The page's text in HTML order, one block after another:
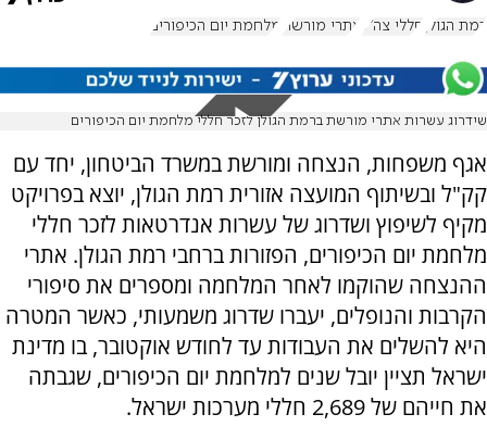
רמת הגולן חללי צה"ל אתרי מורשת מלחמת יום הכיפורים
שידרוג עשרות אתרי מורשת ברמת הגולן לזכר חללי מלחמת יום הכיפורים
אגף משפחות, הנצחה ומורשת במשרד הביטחון, יחד עם
קק"ל ובשיתוף המועצה אזורית רמת הגולן, יוצא בפרויקט
מקיף לשיפוץ ושדרוג של עשרות אנדרטאות לזכר חללי
מלחמת יום הכיפורים, הפזורות ברחבי רמת הגולן. אתרי
ההנצחה שהוקמו לאחר המלחמה ומספרים את סיפורי
הקרבות והנופלים, יעברו שדרוג משמעותי, כאשר המטרה
היא להשלים את העבודות עד לחודש אוקטובר, בו מדינת
ישראל תציין יובל שנים למלחמת יום הכיפורים, שגבתה
את חייהם של 2,689 חללי מערכות ישראל.